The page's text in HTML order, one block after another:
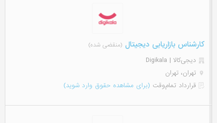
کارشناس بازاریابی دیجیتال (منقضی شده)
دیجی‌‌کالا | Digikala
تهران، تهران
قرارداد تمام‌وقت (برای مشاهده حقوق وارد شوید)